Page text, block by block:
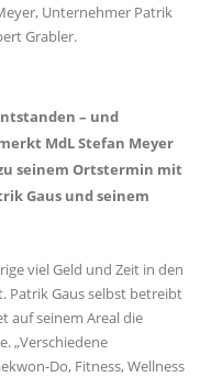
Unternehmer Patrik
Grabler.
– und
MdL Stefan Meyer
seinem Ortstermin mit
Gaus und seinem
viel Geld und Zeit in den
Patrik Gaus selbst betreibt
auf seinem Areal die
„Verschiedene
Do, Fitness, Wellness